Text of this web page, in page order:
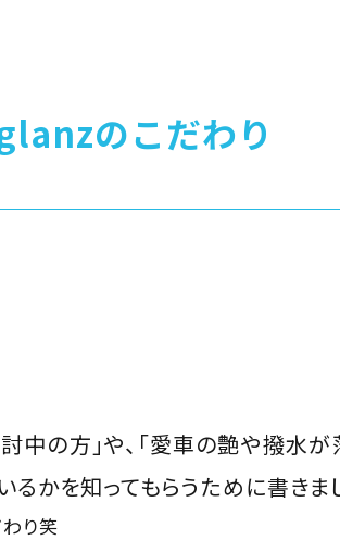
のこだわり
中の方」や、「愛車の艶や撥水
かを知ってもらうために書きま
り笑